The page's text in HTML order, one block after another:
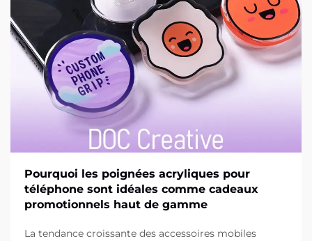
Pourquoi les poignées acryliques pour
téléphone sont idéales comme cadeaux
promotionnels haut de gamme
La tendance croissante des accessoires mobiles